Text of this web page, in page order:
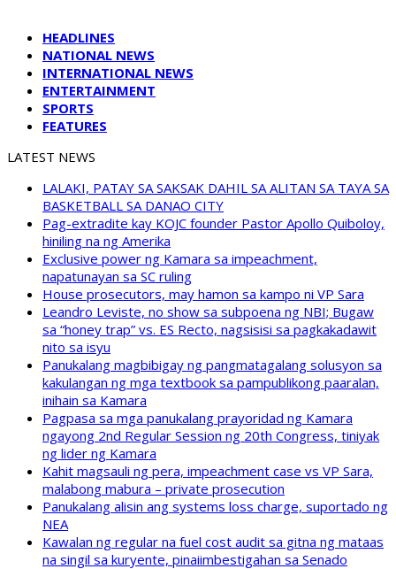
HEADLINES
NATIONAL NEWS
INTERNATIONAL NEWS
ENTERTAINMENT
SPORTS
FEATURES
LATEST NEWS
LALAKI, PATAY SA SAKSAK DAHIL SA ALITAN SA TAYA SA
BASKETBALL SA DANAO CITY
Pag-extradite kay KOJC founder Pastor Apollo Quiboloy,
hiniling na ng Amerika
Exclusive power ng Kamara sa impeachment,
napatunayan sa SC ruling
House prosecutors, may hamon sa kampo ni VP Sara
Leandro Leviste, no show sa subpoena ng NBI; Bugaw
sa “honey trap” vs. ES Recto, nagsisisi sa pagkakadawit
nito sa isyu
Panukalang magbibigay ng pangmatagalang solusyon sa
kakulangan ng mga textbook sa pampublikong paaralan,
inihain sa Kamara
Pagpasa sa mga panukalang prayoridad ng Kamara
ngayong 2nd Regular Session ng 20th Congress, tiniyak
ng lider ng Kamara
Kahit magsauli ng pera, impeachment case vs VP Sara,
malabong mabura – private prosecution
Panukalang alisin ang systems loss charge, suportado ng
NEA
Kawalan ng regular na fuel cost audit sa gitna ng mataas
na singil sa kuryente, pinaiimbestigahan sa Senado